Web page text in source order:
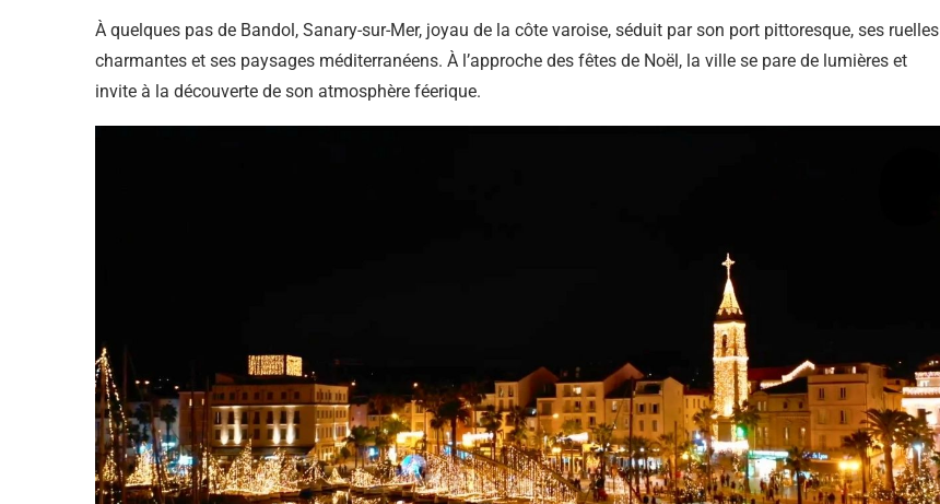
À quelques pas de Bandol, Sanary-sur-Mer, joyau de la côte varoise, séduit par son port pittoresque, ses ruelles
charmantes et ses paysages méditerranéens. À l’approche des fêtes de Noël, la ville se pare de lumières et
invite à la découverte de son atmosphère féerique.